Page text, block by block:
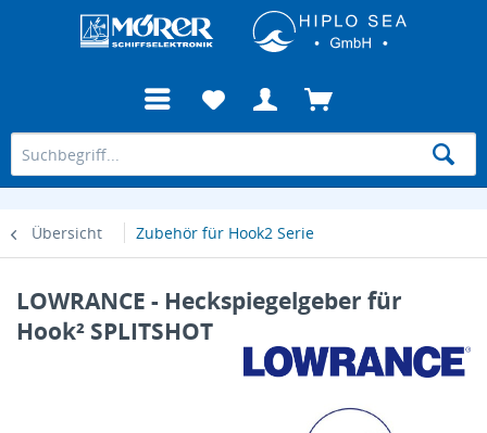
Übersicht Zubehör für Hook2 Serie
LOWRANCE - Heckspiegelgeber für
Hook² SPLITSHOT